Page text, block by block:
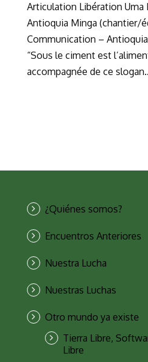
Articulation Libération Uma
Antioquia Minga (chantier/
Communication – Antioquia
“Sous le ciment est
accompagnée de ce
¿Quiénes somos?
Encuentros Anteriores
Nuestra Lucha
Nuestras Luchas
Otro mundo ya existe
Tierra Libre,
Libre